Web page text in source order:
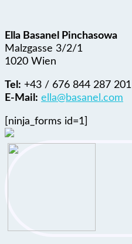
Ella Basanel Pinchasowa
Malzgasse 3/2/1
1020 Wien
Tel: +43 / 676 844 287 201
E-Mail: ella@basanel.com
[ninja_forms id=1]